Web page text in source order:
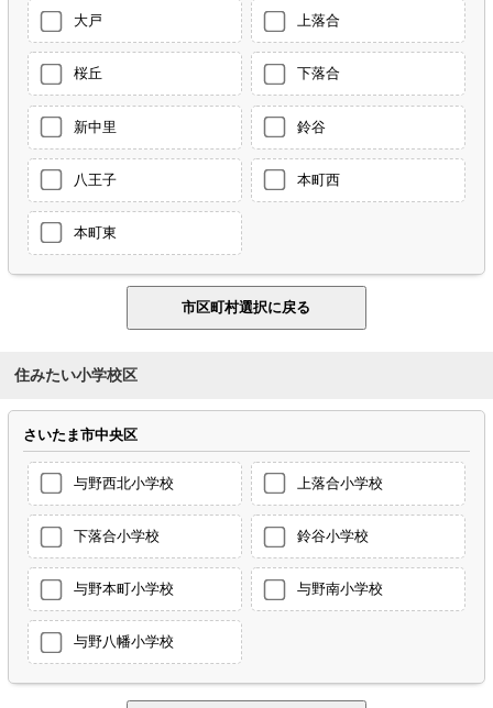
大戸 上落合
桜丘 下落合
新中里 鈴谷
八王子 本町西
本町東
住みたい小学校区
さいたま市中央区
与野西北小学校 上落合小学校
下落合小学校 鈴谷小学校
与野本町小学校 与野南小学校
与野八幡小学校